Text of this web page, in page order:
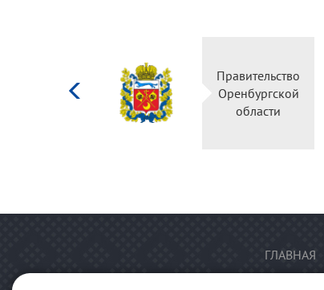
Правительство
Оренбургской
области
ГЛАВНАЯ